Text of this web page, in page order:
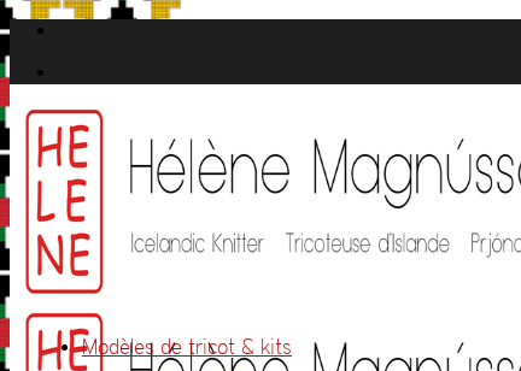
Passer
au
contenu
Modèles de tricot & kits